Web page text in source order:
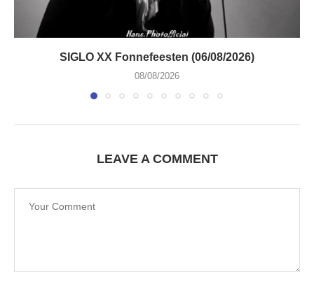
SIGLO XX Fonnefeesten (06/08/2026)
08/08/2026
LEAVE A COMMENT